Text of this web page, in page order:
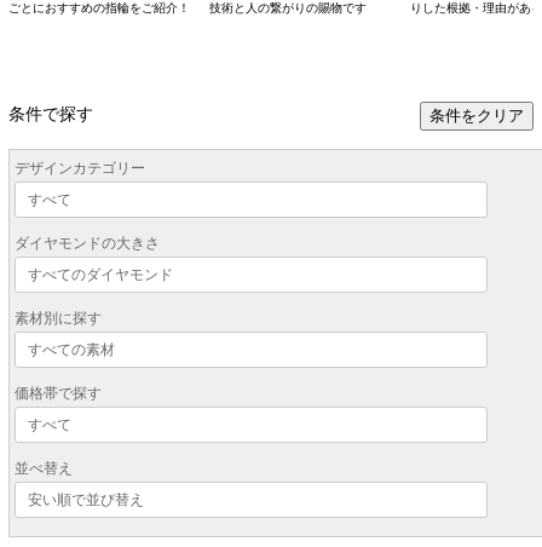
ごとにおすすめの指輪をご紹介！
技術と人の繋がりの賜物です
りした根拠・理由があ
条件で探す 条件をクリア
デザインカテゴリー
ダイヤモンドの大きさ
素材別に探す
価格帯で探す
並べ替え